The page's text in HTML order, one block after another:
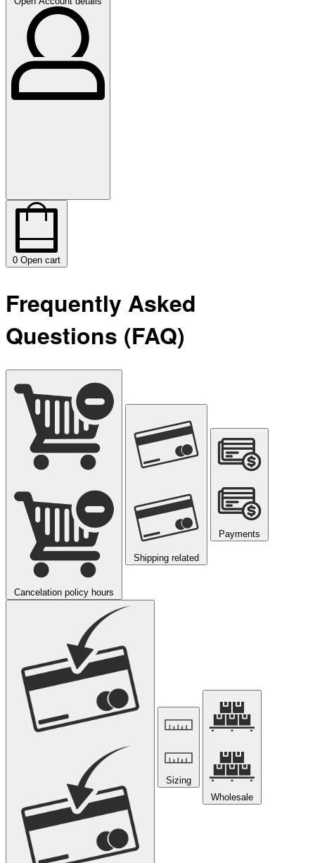
0 Open cart
Frequently Asked
Questions (FAQ)
Cancelation policy hours
Shipping related
Payments
Sizing
Wholesale